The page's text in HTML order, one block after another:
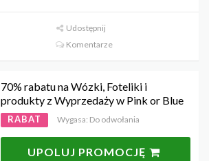
Udostępnij
Komentarze
70% rabatu na Wózki, Foteliki i
produkty z Wyprzedaży w Pink or Blue
RABAT Wygasa: Do odwołania
UPOLUJ PROMOCJĘ